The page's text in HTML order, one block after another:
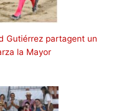
Gutiérrez partagent un
la Mayor